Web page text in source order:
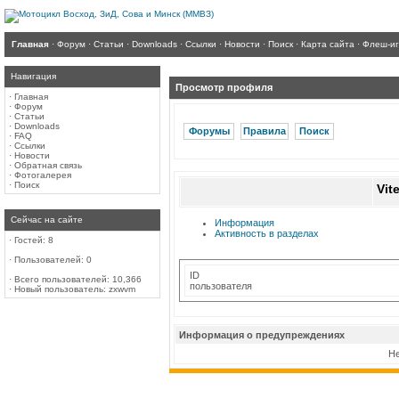
Главная · Форум · Статьи · Downloads · Ссылки · Новости · Поиск · Карта сайта · Флеш-
Навигация
· Главная
· Форум
· Статьи
· Downloads
· FAQ
· Ссылки
· Новости
· Обратная связь
· Фотогалерея
· Поиск
Сейчас на сайте
· Гостей: 8
· Пользователей: 0
· Всего пользователей: 10,366
· Новый пользователь: zxwvm
Просмотр профиля
Форумы Правила Поиск
Информация
Активность в разделах
ID
пользователя
Информация о предупреждениях